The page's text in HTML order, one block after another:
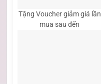
Tặng Voucher giảm giá lần
mua sau đến